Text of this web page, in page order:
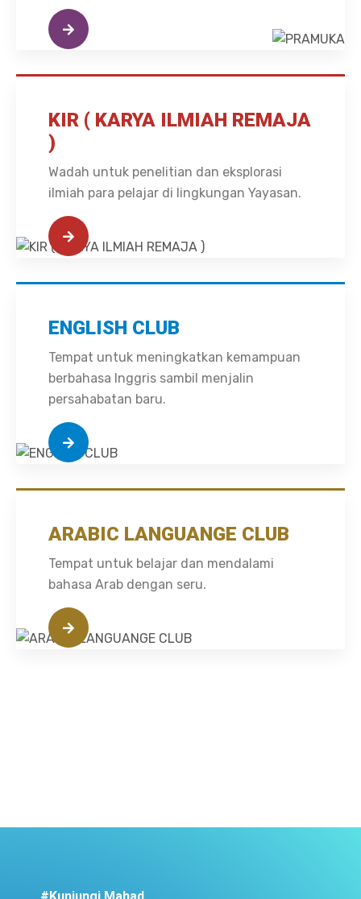
KIR ( KARYA ILMIAH REMAJA
)
Wadah untuk penelitian dan eksplorasi
ilmiah para pelajar di lingkungan Yayasan.
ENGLISH CLUB
Tempat untuk meningkatkan kemampuan
berbahasa Inggris sambil menjalin
persahabatan baru.
ARABIC LANGUANGE CLUB
Tempat untuk belajar dan mendalami
bahasa Arab dengan seru.